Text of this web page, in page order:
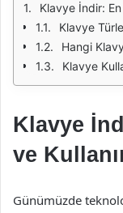
Klavye İndir:
Klavye
Hangi
Klavye
Klavye
ve
Günümüzde